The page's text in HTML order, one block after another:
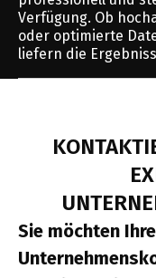
Verfügung. Ob
oder optimierte
liefern die
Sie möchten Ihre